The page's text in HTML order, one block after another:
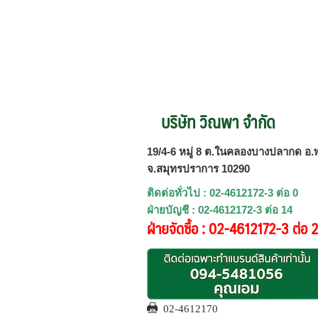
บริษัท วิณพา จำกัด
19/4-6 หมู่ 8 ต.ในคลองบางปลากด อ.
จ.สมุทรปราการ 10290
ติดต่อทั่วไป : 02-4612172-3 ต่อ 0
ฝ่ายบัญชี : 02-4612172-3 ต่อ 14
ฝ่ายจัดซื้อ : 02-4612172-3 ต่อ
02-4612170